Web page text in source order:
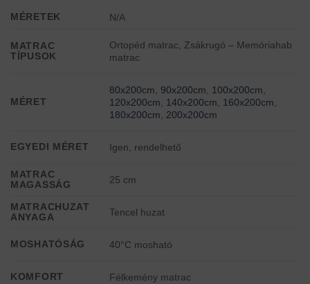
MÉRETEK N/A
MATRAC
TÍPUSOK
Ortopéd matrac, Zsákrugó – Memóriahab
matrac
MÉRET
80x200cm 90x200cm 100x200cm
120x200cm
140x200cm 160x200cm
180x200cm
200x200cm
EGYEDI MÉRET Igen, rendelhető
MATRAC
MAGASSÁG
25 cm
MATRACHUZAT
ANYAGA
Tencel huzat
MOSHATÓSÁG 40°C mosható
KOMFORT Félkemény matrac